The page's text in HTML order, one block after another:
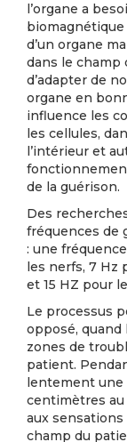
l’organe a
d’un organe
dans le champ
d’adapter de
organe en
influence les
les cellules,
l’intérieur et
de la guérison.
Des
fréquences de
: une
les nerfs, 7 Hz
et 15 HZ pour
Le processus
opposé,
zones de
patient.
lentement une
centimètres
aux sensations
champ du